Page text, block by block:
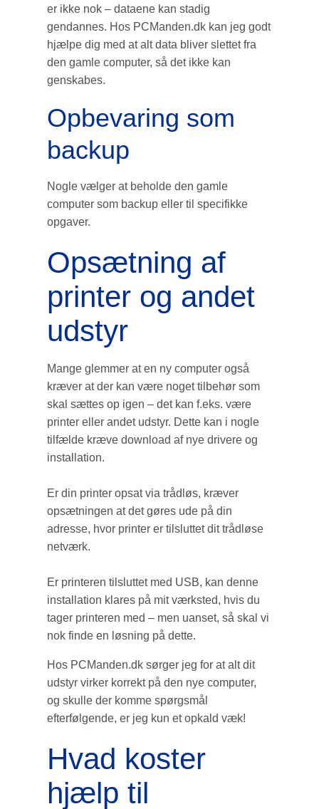
er ikke nok – dataene kan stadig
gendannes. Hos PCManden.dk kan jeg godt
hjælpe dig med at alt data bliver slettet fra
den gamle computer, så det ikke kan
genskabes.
Opbevaring som
backup
Nogle vælger at beholde den gamle
computer som backup eller til specifikke
opgaver.
Opsætning af
printer og andet
udstyr
Mange glemmer at en ny computer også
kræver at der kan være noget tilbehør som
skal sættes op igen – det kan f.eks. være
printer eller andet udstyr. Dette kan i nogle
tilfælde kræve download af nye drivere og
installation.
Er din printer opsat via trådløs, kræver
opsætningen at det gøres ude på din
adresse, hvor printer er tilsluttet dit trådløse
netværk.
Er printeren tilsluttet med USB, kan denne
installation klares på mit værksted, hvis du
tager printeren med – men uanset, så skal vi
nok finde en løsning på dette.
Hos PCManden.dk sørger jeg for at alt dit
udstyr virker korrekt på den nye computer,
og skulle der komme spørgsmål
efterfølgende, er jeg kun et opkald væk!
Hvad koster
hjælp til